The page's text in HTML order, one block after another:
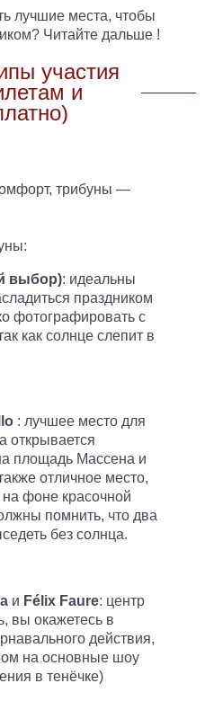
лучшие места, чтобы
Читайте дальше !
участия
и
трибуны —
выбор): идеальны
праздником
фотографировать с
как солнце слепит в
: лучшее место для
открывается
площадь Массена и
отличное место,
фоне красочной
помнить, что два
без солнца.
и Félix Faure: центр
вы окажетесь в
действия,
на основные шоу
в тенёчке)